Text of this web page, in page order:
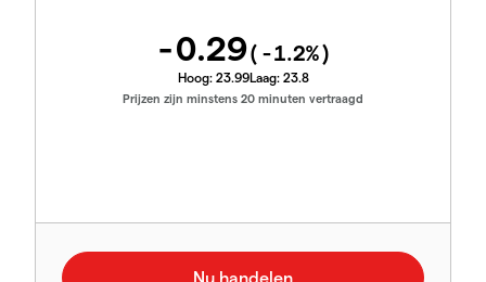
-0.29( -1.2%)
Hoog: 23.99Laag: 23.8
Prijzen zijn minstens 20 minuten vertraagd